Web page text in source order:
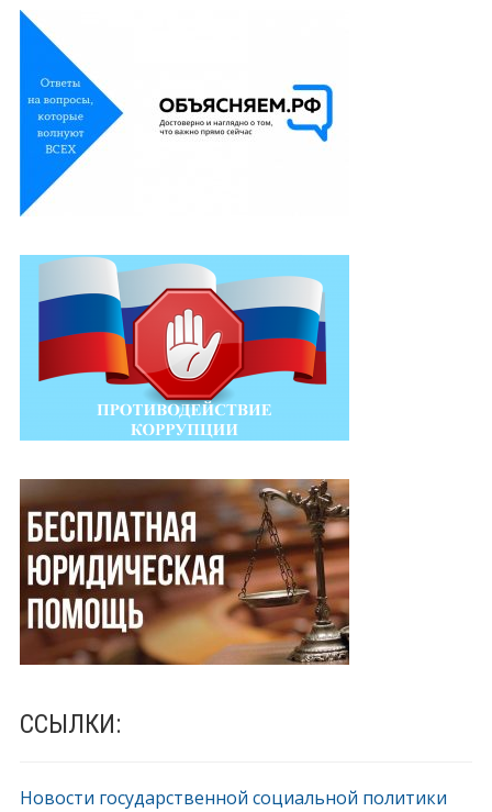
ССЫЛКИ:
Новости государственной социальной политики